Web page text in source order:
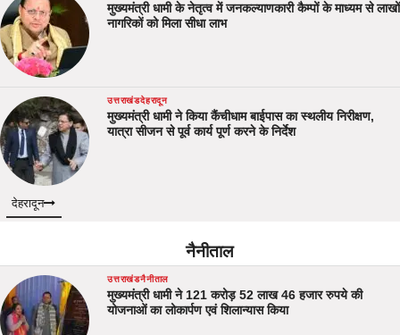
मुख्यमंत्री धामी के नेतृत्व में जनकल्याणकारी कैम्पों के माध्यम से लाखों
नागरिकों को मिला सीधा लाभ
उत्तराखंडदेहरादून
मुख्यमंत्री धामी ने किया कैंचीधाम बाईपास का स्थलीय निरीक्षण,
यात्रा सीजन से पूर्व कार्य पूर्ण करने के निर्देश
देहरादून
नैनीताल
उत्तराखंडनैनीताल
मुख्यमंत्री धामी ने 121 करोड़ 52 लाख 46 हजार रुपये की
योजनाओं का लोकार्पण एवं शिलान्यास किया